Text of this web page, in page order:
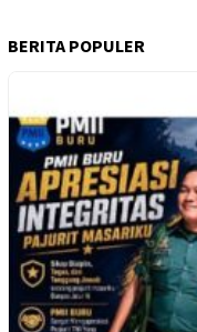
BERITA POPULER